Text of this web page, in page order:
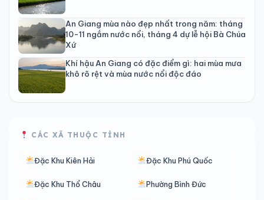
An Giang mùa nào đẹp nhất trong năm: tháng
10-11 ngắm nước nổi, tháng 4 dự lễ hội Bà Chúa
Xứ
Khí hậu An Giang có đặc điểm gì: hai mùa mưa
khô rõ rệt và mùa nước nổi độc đáo
CÁC XÃ THUỘC TỈNH
Đặc Khu Kiên Hải Đặc Khu Phú Quốc
Đặc Khu Thổ Châu Phường Bình Đức